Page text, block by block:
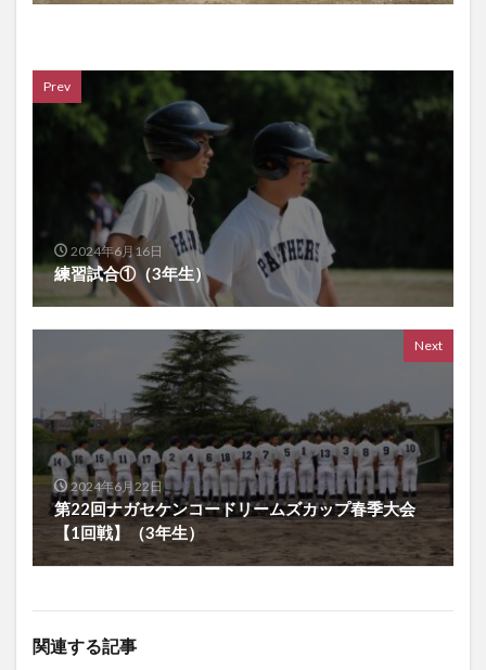
Prev
2024年6月16日
練習試合①（3年生）
Next
2024年6月22日
第22回ナガセケンコードリームズカップ春季大会
【1回戦】（3年生）
関連する記事